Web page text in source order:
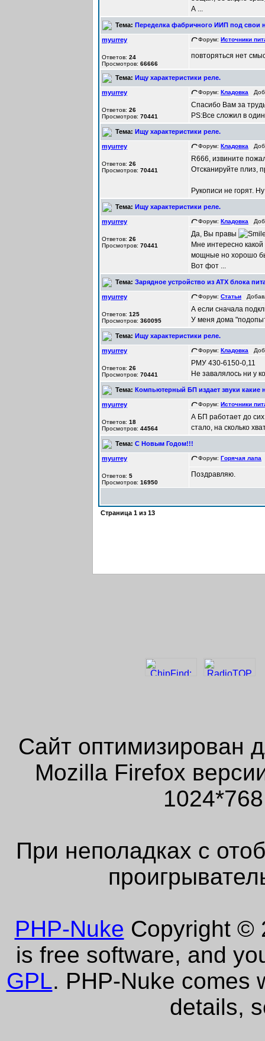
А ...
Тема: Переделка фабричного ИИП под свои
myurrey
Ответов: 24
Просмотров: 66666
Форум: Источники
повторяться нет
Тема: Ищу характеристики реле.
myurrey
Ответов: 26
Просмотров: 70441
Форум: Кладовка
Спасибо Вам за
PS:Все сложил в
Тема: Ищу характеристики реле.
myurrey
Ответов: 26
Просмотров: 70441
Форум: Кладовка
R666, извините
Отсканируйте плиз,
Рукописи не горят.
Тема: Ищу характеристики реле.
myurrey
Ответов: 26
Просмотров: 70441
Форум: Кладовка
Да, Вы правы
Мне интересно
мощные но хорошо
Вот фот ...
Тема: Зарядное устройство из ATX блока
myurrey
Ответов: 125
Просмотров: 360095
Форум: Статьи
А если сначала
У меня дома
Тема: Ищу характеристики реле.
myurrey
Ответов: 26
Просмотров: 70441
Форум: Кладовка
РМУ 430-6150-0,11
Не завалялось ни у
Тема: Компьютерный БП издает звуки какие
myurrey
Ответов: 18
Просмотров: 44564
Форум: Источники
А БП работает до
стало, на сколько
Тема: С Новым Годом!!!
myurrey
Ответов: 5
Просмотров: 16950
Форум: Горячая лапа
Поздравляю.
Страница 1 из 13
Сайт оптимизирован
Mozilla Firefox
При неполадках с
PHP-Nuke Copyright ©
is free software, and
GPL. PHP-Nuke comes
details,